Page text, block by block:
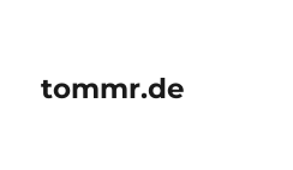
tommr.de